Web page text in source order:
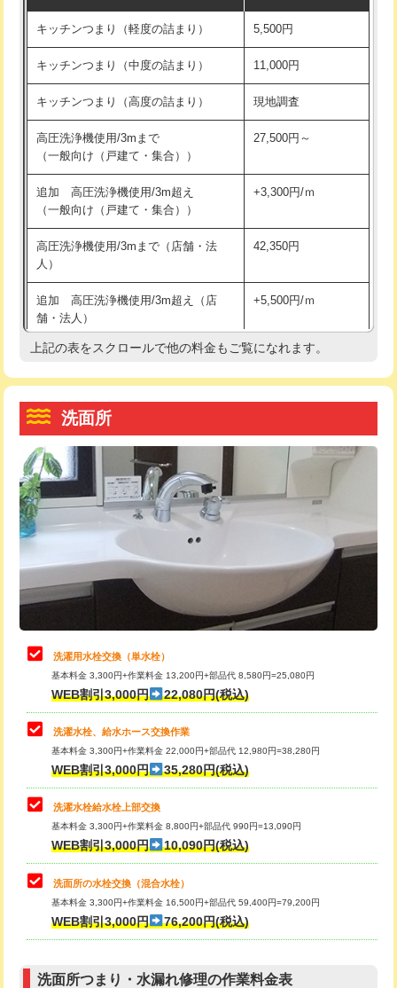
排水管工事（排水管工事/3ｍまで） 55,000円
排水管工事（追加 排水管工事/3ｍ超
+11,000円
マス交換（深さ50㎝未満）
マス交換（深さ50㎝以上） 66,000円
コンクリート斫り（厚さ10㎝まで）
コンクリート斫り（厚さ10㎝超え）
モルタル補修（厚さ10㎝まで） 27,500円
モルタル補修（厚さ10㎝超え） 38,500円
洗面台設置 38,500円
追加人工
廃棄・処分 現場見積
※給水管工事は20mmまでの価格です。
式・ワンホール）)
交換・取付(排水栓・排水トラップ
22,000円+材料費
持込商品取付（単水栓）
持込商品取付（混合水栓） 16,500円
給水管工事※（ホール加工)
給水管工事※（バンド止め) 3,300円
給水管工事※（支持金具設置) 5,500円
給水管工事※（保温材使用（バンド止
め込み）)
5,500円
給水管工事※（土の掘削・埋め戻し作
業)
11,000円
給水管工事※（塩ビ管（VP・HI）使
用/3ｍまで)
33,000円
給水管工事※（塩ビ管（VP・HI）使
用（追加）/3ｍ超え)
給水管工事※（ライニング鋼管・銅
管・ポリ管・HT管使用/3ｍまで)
44,000円
給水管工事※（ライニング鋼管・銅
管・ポリ管・HT管使用/3ｍ超え)
排水管工事（土の掘削・埋め戻し作
業）
排水管工事（排水管工事/3ｍまで） 55,000円
排水管工事（追加 排水管工事/3ｍ超
え）
マス交換（土の掘削・埋め戻し作業）
マス交換（深さ50㎝未満）
マス交換（深さ50㎝以上）
キッチンつまり（軽度の詰まり） 5,500円
キッチンつまり（中度の詰まり） 11,000円
キッチンつまり（高度の詰まり） 現地調査
高圧洗浄機使用/3mまで
（一般向け（戸建て・集合））
27,500円～
追加 高圧洗浄機使用/3m超え
（一般向け（戸建て・集合））
+3,300円/ｍ
高圧洗浄機使用/3mまで（店舗・法
人）
42,350円
追加 高圧洗浄機使用/3m超え（店
舗・法人）
+5,500円/ｍ
高度高圧洗浄換 現地調査
トーラー機使用/3mまで
追加トーラー機使用/3m超え +3,300円
カメラ調査 33,000円
桝清掃
止水・漏水調査・防水処理・清掃・修
理・調整・分解・加工など（軽作業）
11,000円
止水・漏水調査・防水処理・清掃・修
理・調整・分解・加工など（中作業）
22,000円
止水・漏水調査・防水処理・清掃・修
理・調整・分解・加工など（重作業）
33,000円
キッチンタンク脱着
その他部品の脱着
交換・取付（タンク）
交換・取付(単水栓（壁付・デッキ
式）)
交換・取付(混合水栓（壁付・デッキ
式・ワンホール）)
16,500円+材料費
（P/S/ポップアップ））
上記の表をスクロールで他の料金もご覧になれます。
洗面所
洗濯用水栓交換（単水栓）
基本料金 3,300円+作業料金 13,200円+部品代 8,580円=25,080円
WEB割引3,000円 22,080円(税込)
洗濯水栓、給水ホース交換作業
基本料金 3,300円+作業料金 22,000円+部品代 12,980円=38,280円
WEB割引3,000円 35,280円(税込)
洗濯水栓給水栓上部交換
基本料金 3,300円+作業料金 8,800円+部品代 990円=13,090円
WEB割引3,000円 10,090円(税込)
洗面所の水栓交換（混合水栓）
基本料金 3,300円+作業料金 16,500円+部品代 59,400円=79,200円
WEB割引3,000円 76,200円(税込)
洗面所つまり・水漏れ修理の作業料金表